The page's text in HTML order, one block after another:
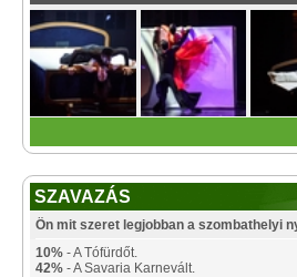
SZAVAZÁS
Ön mit szeret legjobban a szombathelyi
10% - A Tófürdőt.
42% - A Savaria Karnevált.